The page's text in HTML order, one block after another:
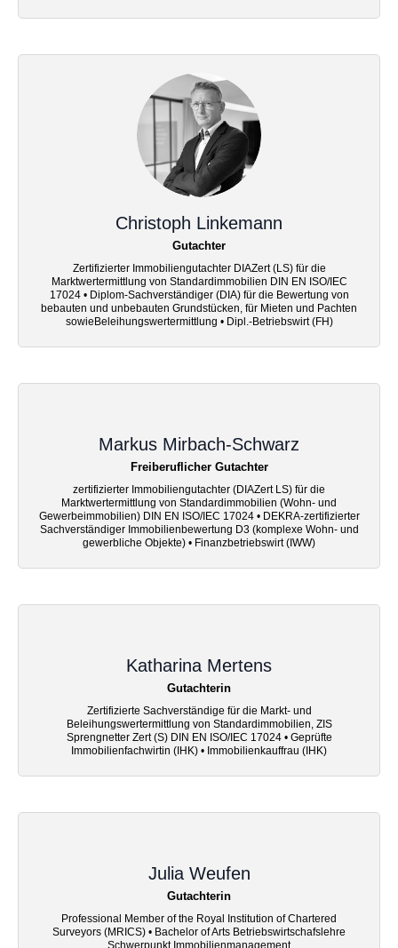
Christoph Linkemann
Gutachter
Zertifizierter Immobiliengutachter DIAZert (LS) für die
Marktwertermittlung von Standardimmobilien DIN EN ISO/IEC
17024 • Diplom-Sachverständiger (DIA) für die Bewertung von
bebauten und unbebauten Grundstücken, für Mieten und Pachten
sowieBeleihungswertermittlung • Dipl.-Betriebswirt (FH)
Markus Mirbach-Schwarz
Freiberuflicher Gutachter
zertifizierter Immobiliengutachter (DIAZert LS) für die
Marktwertermittlung von Standardimmobilien (Wohn- und
Gewerbeimmobilien) DIN EN ISO/IEC 17024 • DEKRA-zertifizierter
Sachverständiger Immobilienbewertung D3 (komplexe Wohn- und
gewerbliche Objekte) • Finanzbetriebswirt (IWW)
Katharina Mertens
Gutachterin
Zertifizierte Sachverständige für die Markt- und
Beleihungswertermittlung von Standardimmobilien, ZIS
Sprengnetter Zert (S) DIN EN ISO/IEC 17024 • Geprüfte
Immobilienfachwirtin (IHK) • Immobilienkauffrau (IHK)
Julia Weufen
Gutachterin
Professional Member of the Royal Institution of Chartered
Surveyors (MRICS) • Bachelor of Arts Betriebswirtschafslehre
Schwerpunkt Immobilienmanagement